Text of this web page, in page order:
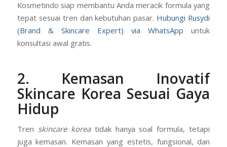
Kosmetindo siap membantu Anda meracik formula yang
tepat sesuai tren dan kebutuhan pasar. Hubungi Rusydi
(Brand & Skincare Expert) via WhatsApp untuk
konsultasi awal gratis.
2. Kemasan Inovatif
Skincare Korea Sesuai Gaya
Hidup
Tren skincare koreatidak hanya soal formula, tetapi
juga kemasan. Kemasan yang estetis, fungsional, dan